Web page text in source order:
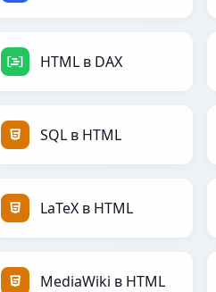
HTML в DAX
SQL в HTML
LaTeX в HTML
MediaWiki в HTML